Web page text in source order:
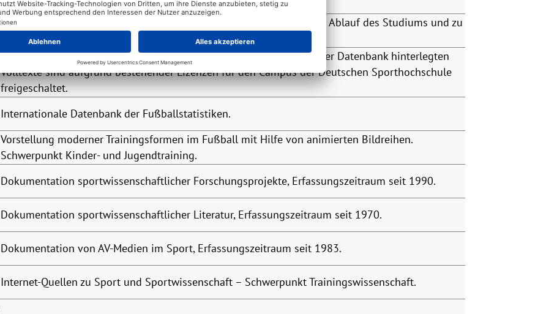
(CH).
Bietet Informationen zu Bewerbung und Zulassung, zum Aufbau und Ablauf des Studiums und zu
den beruflichen Möglichkeiten nach dem Studium.
Gateway to multidisciplinary research on the Games. Ein Teil der in der Datenbank hinterlegten
Volltexte sind aufgrund bestehender Lizenzen für den Campus der Deutschen Sporthochschule
freigeschaltet.
Internationale Datenbank der Fußballstatistiken.
Vorstellung moderner Trainingsformen im Fußball mit Hilfe von animierten Bildreihen.
Schwerpunkt Kinder- und Jugendtraining.
Dokumentation sportwissenschaftlicher Forschungsprojekte, Erfassungszeitraum seit 1990.
Dokumentation sportwissenschaftlicher Literatur, Erfassungszeitraum seit 1970.
Dokumentation von AV-Medien im Sport, Erfassungszeitraum seit 1983.
Internet-Quellen zu Sport und Sportwissenschaft – Schwerpunkt Trainingswissenschaft.